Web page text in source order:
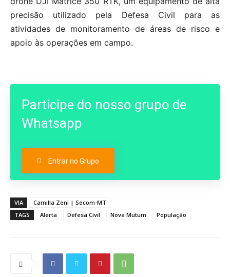
precisão utilizado pela Defesa Civil para as
atividades de monitoramento de áreas de risco e
apoio às operações em campo.
Participe do nosso grupo de
Whatsapp
Entrar no Grupo
VIA
Camilla Zeni | Secom-MT
TAGS
Alerta Defesa Civil Nova Mutum População